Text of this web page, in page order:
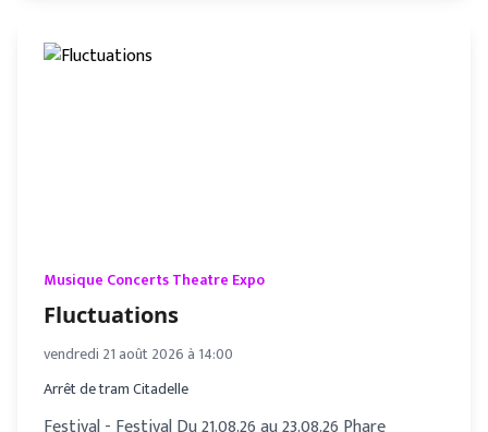
Musique Concerts Theatre Expo
Fluctuations
vendredi 21 août 2026 à 14:00
Arrêt de tram Citadelle